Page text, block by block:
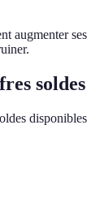
augmenter ses
soldes
disponibles